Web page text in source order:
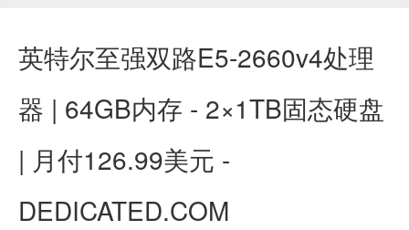
英特尔至强双路E5-2660v4处理
器 | 64GB内存 - 2×1TB固态硬盘
| 月付126.99美元 -
DEDICATED.COM